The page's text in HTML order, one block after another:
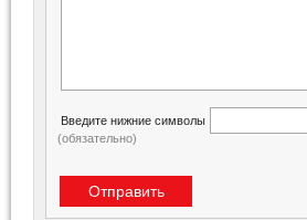
Введите нижние символы
(обязательно)